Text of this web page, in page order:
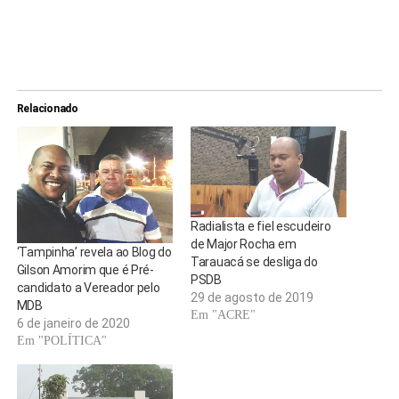
Relacionado
‘Tampinha’ revela ao Blog do
Gilson Amorim que é Pré-
candidato a Vereador pelo
MDB
6 de janeiro de 2020
Em "POLÍTICA"
Radialista e fiel escudeiro
de Major Rocha em
Tarauacá se desliga do
PSDB
29 de agosto de 2019
Em "ACRE"